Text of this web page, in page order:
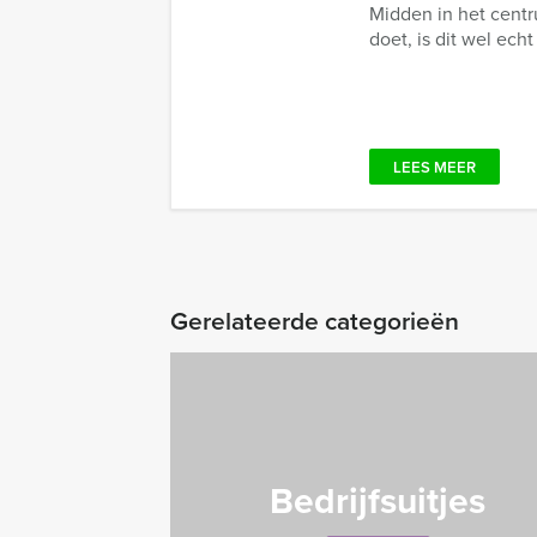
Midden in het
doet, is dit wel
LEES MEER
Gerelateerde categorieën
Bedrijfsuitjes